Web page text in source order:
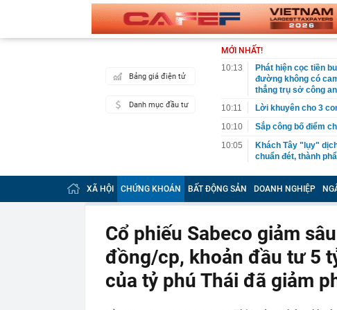
Bảng giá điện tử
Danh mục đầu tư
MỚI NHẤT!
10:13
Phát hiện cọc tiền
đường không có
thẳng trụ sở công
10:11
Lời khuyên cho 3
10:10
Sắp công bố điểm
10:05
Khách Tây "lụy"
chuẩn đét, thành
10:03
Giá bạc thỏi, bạc
Hải, Sacombank,...
10:02
Tiêu chí phân loại
10:02
Căn nhà ở quê 6 chị
thành quả khiến tất
10:01
Giá bạc vượt 61
10:00
Nga đang phát
XÃ HỘI CHỨNG KHOÁN BẤT ĐỘNG SẢN DOANH NGHIỆP
Cổ phiếu Sabeco giảm
đồng/cp, khoản đầu tư 5
của tỷ phú Thái đã giảm